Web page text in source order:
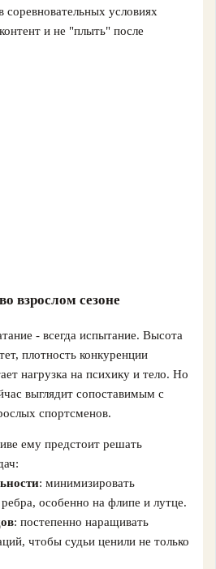
соревновательных условиях
и не "плыть" после
взрослом сезоне
- всегда испытание. Высота
плотность конкуренции
нагрузка на психику и тело. Но
выглядит сопоставимым с
спортсменов.
ему предстоит решать
: минимизировать
особенно на флипе и лутце.
: постепенно наращивать
чтобы судьи ценили не только